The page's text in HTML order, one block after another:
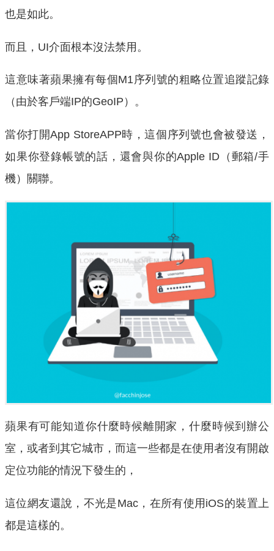
也是如此。
而且，UI介面根本沒法禁用。
這意味著蘋果擁有每個M1序列號的粗略位置追蹤記錄
（由於客戶端IP的GeoIP）。
當你打開App StoreAPP時，這個序列號也會被發送，
如果你登錄帳號的話，還會與你的Apple ID（郵箱/手
機）關聯。
蘋果有可能知道你什麼時候離開家，什麼時候到辦公
室，或者到其它城市，而這一些都是在使用者沒有開啟
定位功能的情況下發生的，
這位網友還說，不光是Mac，在所有使用iOS的裝置上
都是這樣的。